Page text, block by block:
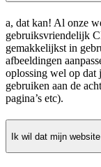
a, dat kan! Al onze
gebruiksvriendelijk
gemakkelijkst in
afbeeldingen
oplossing wel op dat
gebruiken aan de
pagina’s etc).
Ik wil dat mijn